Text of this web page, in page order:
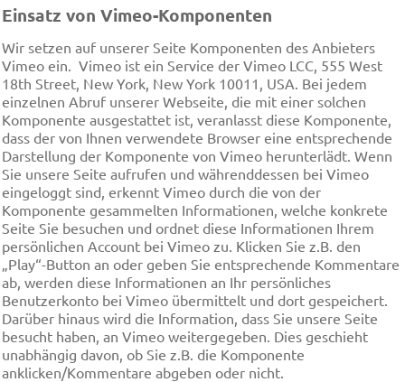
Einsatz von Vimeo-Komponenten
Wir setzen auf unserer Seite Komponenten des Anbieters
Vimeo ein. Vimeo ist ein Service der Vimeo LCC, 555 West
18th Street, New York, New York 10011, USA. Bei jedem
einzelnen Abruf unserer Webseite, die mit einer solchen
Komponente ausgestattet ist, veranlasst diese Komponente,
dass der von Ihnen verwendete Browser eine entsprechende
Darstellung der Komponente von Vimeo herunterlädt. Wenn
Sie unsere Seite aufrufen und währenddessen bei Vimeo
eingeloggt sind, erkennt Vimeo durch die von der
Komponente gesammelten Informationen, welche konkrete
Seite Sie besuchen und ordnet diese Informationen Ihrem
persönlichen Account bei Vimeo zu. Klicken Sie z.B. den
„Play“-Button an oder geben Sie entsprechende Kommentare
ab, werden diese Informationen an Ihr persönliches
Benutzerkonto bei Vimeo übermittelt und dort gespeichert.
Darüber hinaus wird die Information, dass Sie unsere Seite
besucht haben, an Vimeo weitergegeben. Dies geschieht
unabhängig davon, ob Sie z.B. die Komponente
anklicken/Kommentare abgeben oder nicht.